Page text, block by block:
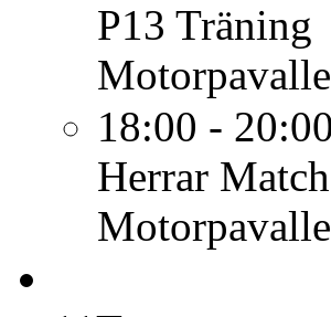
P13 Träning
18:00 - 20:00
Herrar